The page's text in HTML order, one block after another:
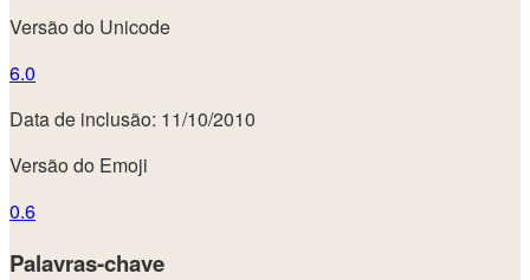
Versão do Unicode
6.0
Data de inclusão: 11/10/2010
Versão do Emoji
0.6
Palavras-chave